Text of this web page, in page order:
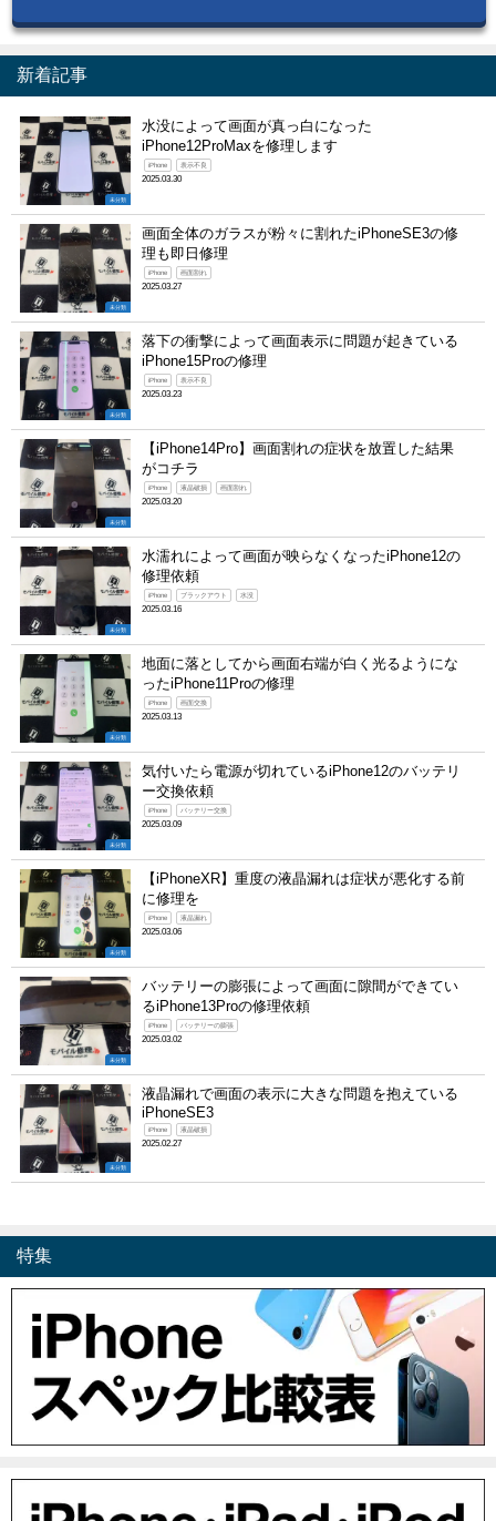
新着記事
未分類
水没によって画面が真っ白になった
iPhone12ProMaxを修理します
iPhone 表示不良
2025.03.30
未分類
画面全体のガラスが粉々に割れたiPhoneSE3の修
理も即日修理
iPhone 画面割れ
2025.03.27
未分類
落下の衝撃によって画面表示に問題が起きている
iPhone15Proの修理
iPhone 表示不良
2025.03.23
未分類
【iPhone14Pro】画面割れの症状を放置した結果
がコチラ
iPhone 液晶破損 画面割れ
2025.03.20
未分類
水濡れによって画面が映らなくなったiPhone12の
修理依頼
iPhone ブラックアウト 水没
2025.03.16
未分類
地面に落としてから画面右端が白く光るようにな
ったiPhone11Proの修理
iPhone 画面交換
2025.03.13
未分類
気付いたら電源が切れているiPhone12のバッテリ
ー交換依頼
iPhone バッテリー交換
2025.03.09
未分類
【iPhoneXR】重度の液晶漏れは症状が悪化する前
に修理を
iPhone 液晶漏れ
2025.03.06
未分類
バッテリーの膨張によって画面に隙間ができてい
るiPhone13Proの修理依頼
iPhone バッテリーの膨張
2025.03.02
未分類
液晶漏れで画面の表示に大きな問題を抱えている
iPhoneSE3
iPhone 液晶破損
2025.02.27
特集